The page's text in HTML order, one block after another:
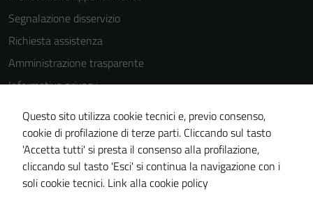
Segnalazione disservizio
Richiesta assistenza
Amministrazione trasparente
Informativa privacy
Cookie Policy
Note legali
Dichiarazione di accessibilità
Piano di miglioramento del sito
Questo sito utilizza cookie tecnici e, previo consenso,
cookie di profilazione di terze parti. Cliccando sul tasto
'Accetta tutti' si presta il consenso alla profilazione,
cliccando sul tasto 'Esci' si continua la navigazione con i
soli cookie tecnici. Link alla cookie policy